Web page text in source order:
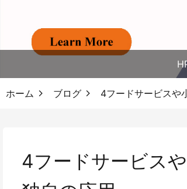
ホーム ブログ 4フードサービスや
4フードサービス